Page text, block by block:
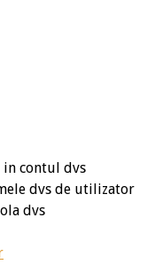
in contul dvs
dvs de utilizator
dvs